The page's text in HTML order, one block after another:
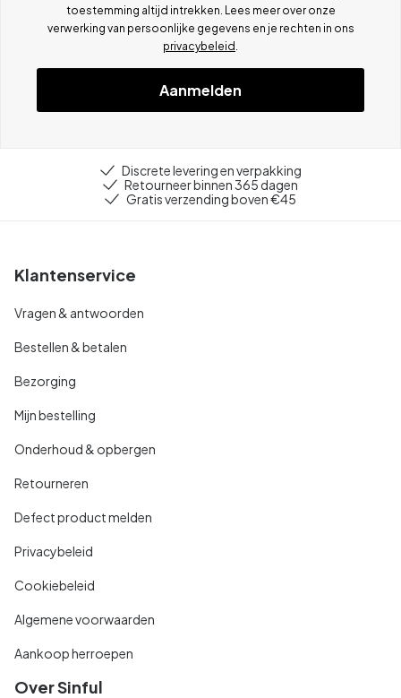
toestemming altijd intrekken. Lees meer over onze
verwerking van persoonlijke gegevens en je rechten in ons
privacybeleid
Aanmelden
Discrete levering en verpakking
Retourneer binnen 365 dagen
Gratis verzending boven €45
Klantenservice
Vragen & antwoorden
Bestellen & betalen
Bezorging
Mijn bestelling
Onderhoud & opbergen
Retourneren
Defect product melden
Privacybeleid
Cookiebeleid
Algemene voorwaarden
Aankoop herroepen
Over Sinful